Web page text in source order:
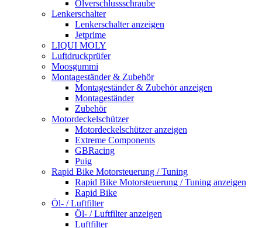
Ölverschlussschraube
Lenkerschalter
Lenkerschalter anzeigen
Jetprime
LIQUI MOLY
Luftdruckprüfer
Moosgummi
Montageständer & Zubehör
Montageständer & Zubehör anzeigen
Montageständer
Zubehör
Motordeckelschützer
Motordeckelschützer anzeigen
Extreme Components
GBRacing
Puig
Rapid Bike Motorsteuerung / Tuning
Rapid Bike Motorsteuerung / Tuning anzeigen
Rapid Bike
Öl- / Luftfilter
Öl- / Luftfilter anzeigen
Luftfilter